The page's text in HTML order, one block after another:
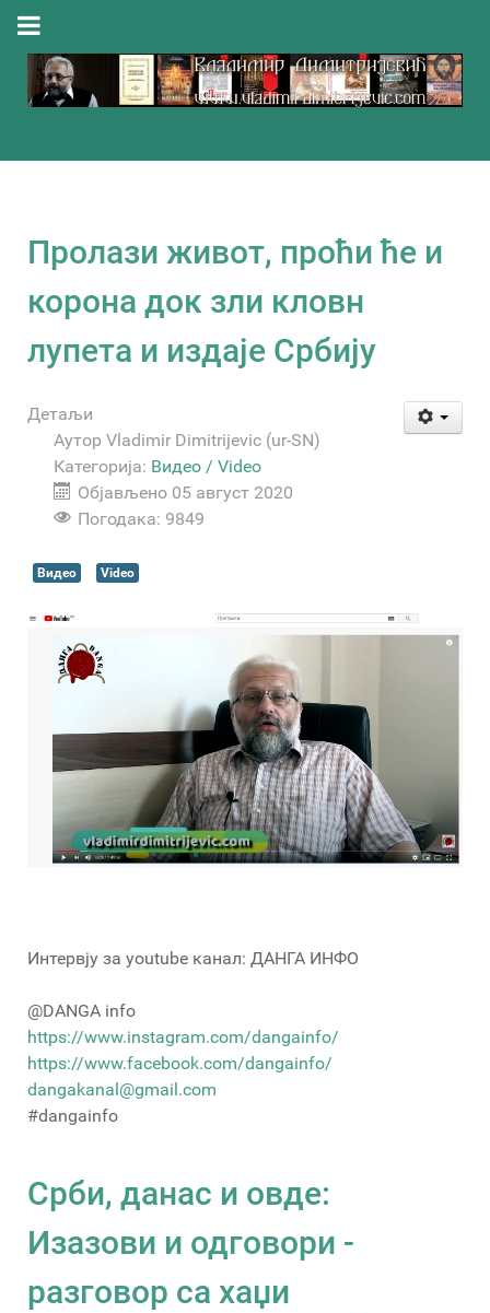
Пролази живот, проћи ће и
корона док зли кловн
лупета и издаје Србију
Детаљи
Аутор Vladimir Dimitrijevic (ur-SN)
Категорија: Видео / Video
Објављено 05 август 2020
Погодака: 9849
Видео Video
Интервју за youtube канал: ДАНГА ИНФО
@DANGA info
https://www.instagram.com/dangainfo/
https://www.facebook.com/dangainfo/
dangakanal@gmail.com
#dangainfo
Срби, данас и овде:
Изазови и одговори -
разговор са хаџи